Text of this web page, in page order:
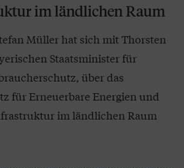
im ländlichen Raum
Müller hat sich mit Thorsten
Staatsminister für
über das
für Erneuerbare Energien und
im ländlichen Raum